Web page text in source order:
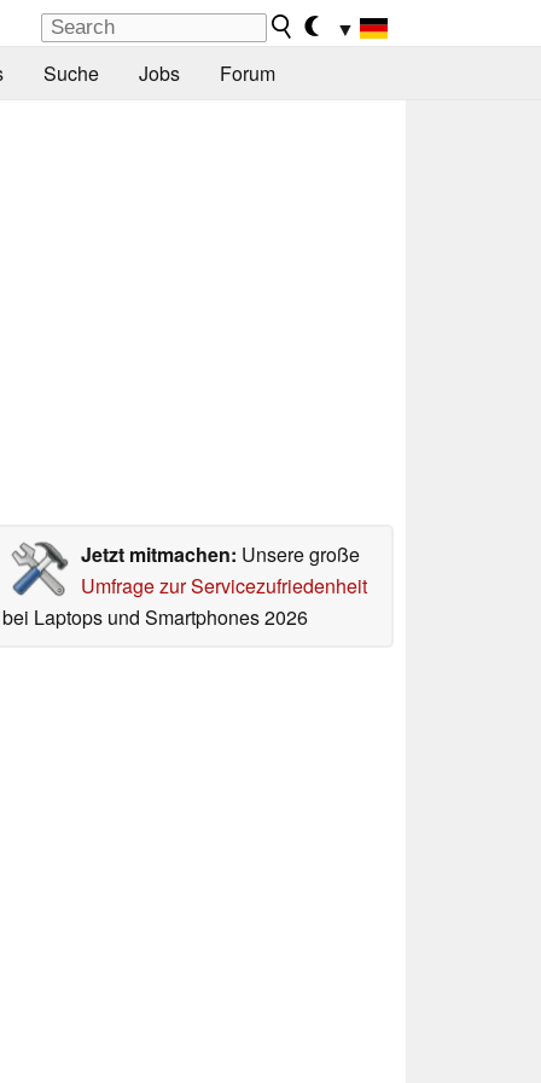
▼
Suche Jobs Forum
Jetzt mitmachen: Unsere große
Umfrage zur Servicezufriedenheit
bei Laptops und Smartphones 2026